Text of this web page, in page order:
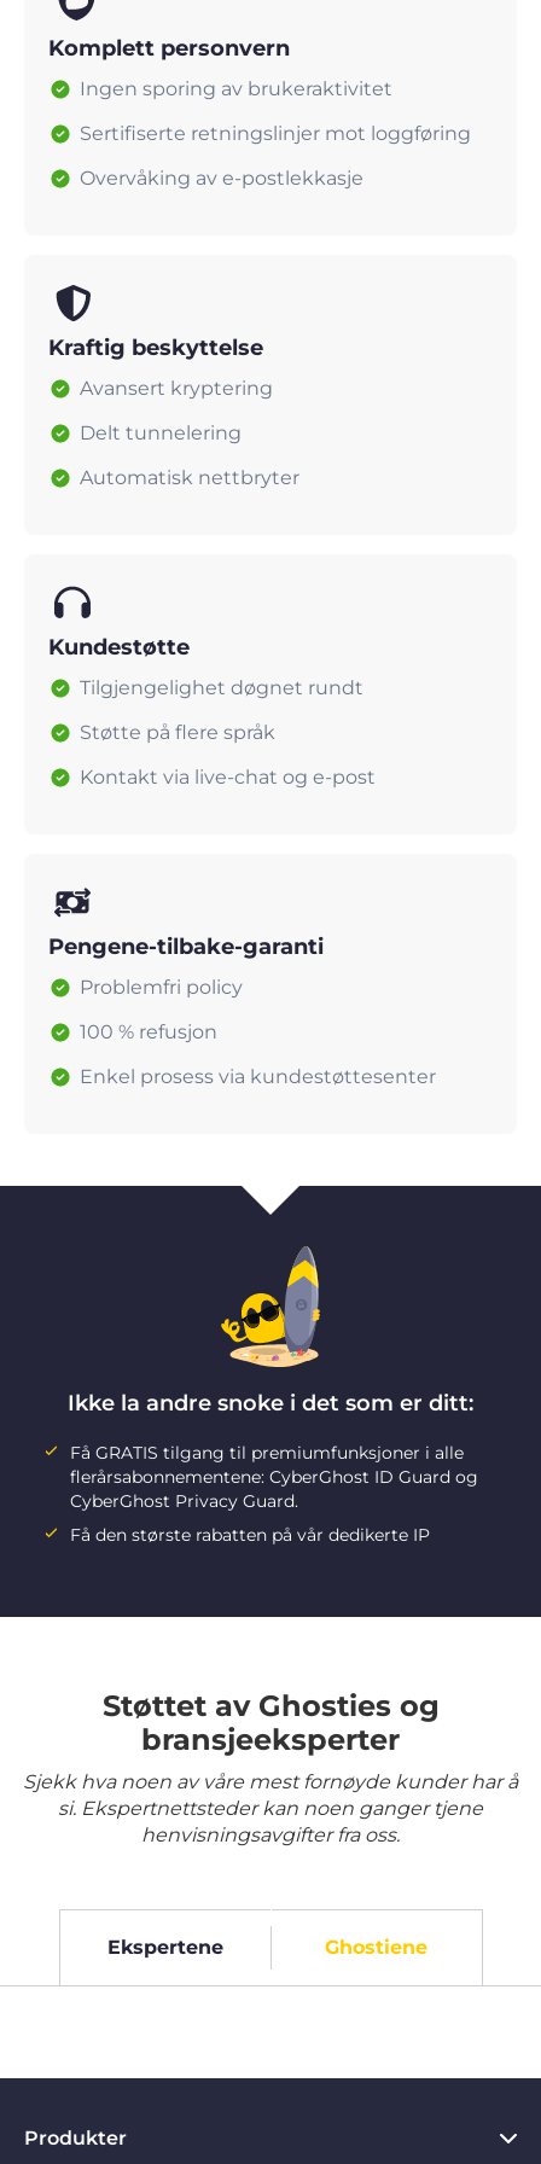
Komplett personvern
Ingen sporing av brukeraktivitet
Sertifiserte retningslinjer mot loggføring
Overvåking av e-postlekkasje
Kraftig beskyttelse
Avansert kryptering
Delt tunnelering
Automatisk nettbryter
Kundestøtte
Tilgjengelighet døgnet rundt
Støtte på flere språk
Kontakt via live-chat og e-post
Pengene-tilbake-garanti
Problemfri policy
100 % refusjon
Enkel prosess via kundestøttesenter
Ikke la andre snoke i det som er ditt:
Få GRATIS tilgang til premiumfunksjoner i alle
flerårsabonnementene: CyberGhost ID Guard og
CyberGhost Privacy Guard.
Få den største rabatten på vår dedikerte IP
Støttet av Ghosties og
bransjeeksperter
Sjekk hva noen av våre mest fornøyde kunder har å
si. Ekspertnettsteder kan noen ganger tjene
henvisningsavgifter fra oss.
Ekspertene Ghostiene
Produkter